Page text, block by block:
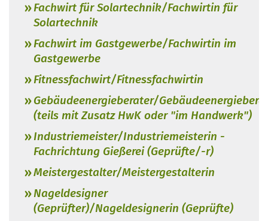
Fachwirt für Solartechnik/Fachwirtin für
Solartechnik
Fachwirt im Gastgewerbe/Fachwirtin im
Gastgewerbe
Fitnessfachwirt/Fitnessfachwirtin
Gebäudeenergieberater/
(teils mit Zusatz HwK oder "im Handwerk")
Industriemeister/Industriemeisterin -
Fachrichtung Gießerei (Geprüfte/-r)
Meistergestalter/Meistergestalterin
Nageldesigner
(Geprüfter)/Nageldesignerin (Geprüfte)